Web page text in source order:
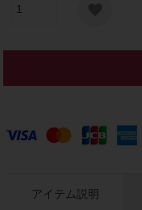
アイテム説明